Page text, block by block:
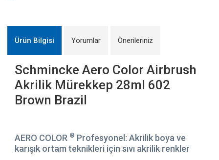
Ürün Bilgisi Yorumlar Önerileriniz
Schmincke Aero Color Airbrush
Akrilik Mürekkep 28ml 602
Brown Brazil
AERO COLOR ® Profesyonel: Akrilik boya ve
karışık ortam teknikleri için sıvı akrilik renkler